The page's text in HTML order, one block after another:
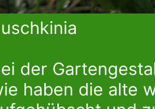
der
haben die alte